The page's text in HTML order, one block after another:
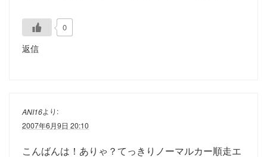
0
返信
ANI16より:
2007年6月9日 20:10
こんばんは！ありゃ？てっきりノーマルカー順走エ